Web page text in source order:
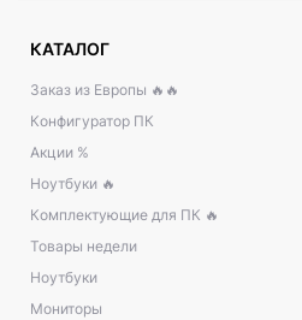
КАТАЛОГ
Заказ из Европы 🔥🔥
Конфигуратор ПК
Акции %
Ноутбуки 🔥
Комплектующие для ПК 🔥
Товары недели
Ноутбуки
Мониторы